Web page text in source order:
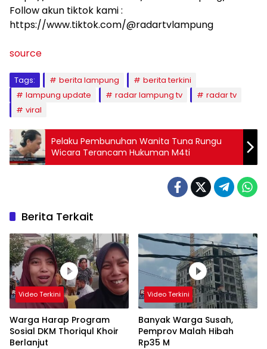
Follow akun tiktok kami :
https://www.tiktok.com/@radartvlampung
source
Tags: berita lampung
berita terkini
lampung update
radar lampung tv
radar tv
viral
Pelaku Pembunuhan Wanita Tuna Rungu
Wicara Terancam Hukuman M4ti
Berita Terkait
Video Terkini
Warga Harap Program
Sosial DKM Thoriqul Khoir
Berlanjut
Video Terkini
Banyak Warga Susah,
Pemprov Malah Hibah
Rp35 M